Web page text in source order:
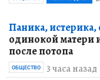
Паника, истерика,
одинокой матери
после потопа
3 часа назад
ОБЩЕСТВО